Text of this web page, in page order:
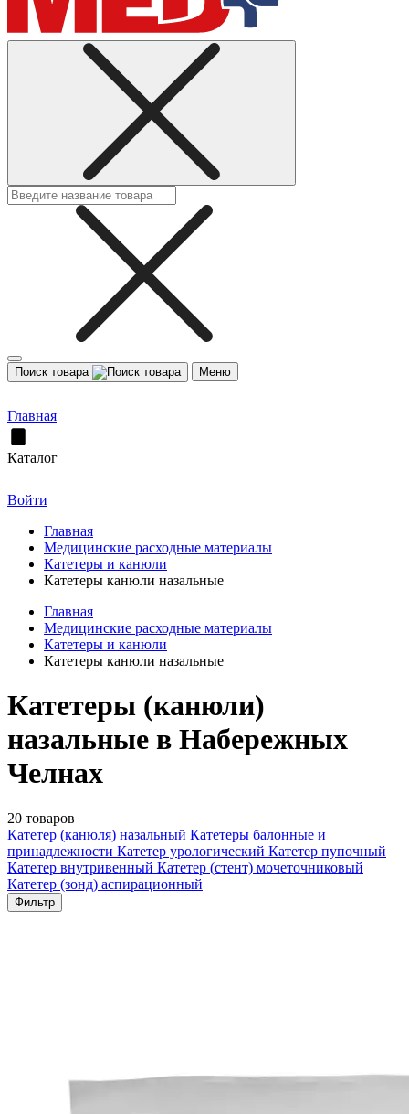
Поиск товара Меню
Главная
Каталог
Войти
Главная
Медицинские расходные материалы
Катетеры и канюли
Катетеры канюли назальные
Главная
Медицинские расходные материалы
Катетеры и канюли
Катетеры канюли назальные
Катетеры (канюли)
назальные в Набережных
Челнах
20 товаров
Катетер (канюля) назальный Катетеры балонные и
принадлежности Катетер урологический Катетер пупочный
Катетер внутривенный Катетер (стент) мочеточниковый
Катетер (зонд) аспирационный
Фильтр